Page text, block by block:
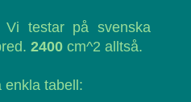
testar på svenska
2400 cm^2 alltså.
enkla tabell: